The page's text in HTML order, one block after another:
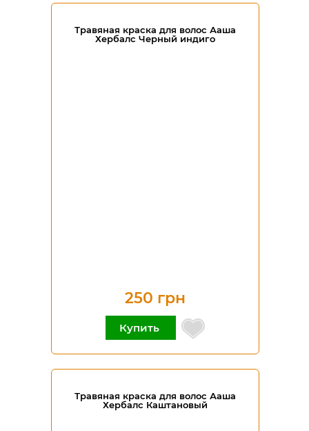
Травяная краска для волос Ааша
Хербалс Черный индиго
250 грн
Купить
Травяная краска для волос Ааша
Хербалс Каштановый